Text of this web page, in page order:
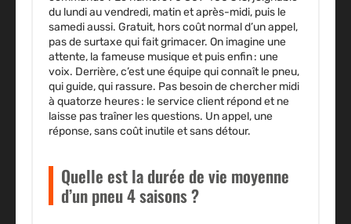
du lundi au vendredi, matin et après-midi, puis le
samedi aussi. Gratuit, hors coût normal d’un appel,
pas de surtaxe qui fait grimacer. On imagine une
attente, la fameuse musique et puis enfin : une
voix. Derrière, c’est une équipe qui connaît le pneu,
qui guide, qui rassure. Pas besoin de chercher midi
à quatorze heures : le service client répond et ne
laisse pas traîner les questions. Un appel, une
réponse, sans coût inutile et sans détour.
Quelle est la durée de vie moyenne
d’un pneu 4 saisons ?